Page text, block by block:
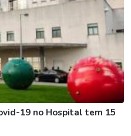
19 no Hospital tem 15